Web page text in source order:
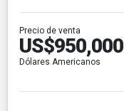
Precio de venta
US$950,000
Dólares Americanos